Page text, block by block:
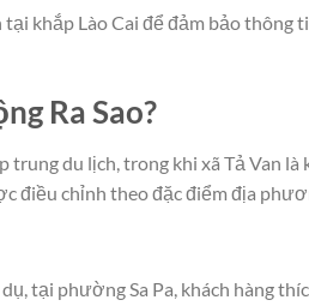
khắp Lào Cai để đảm bảo thông
Ra Sao?
trung du lịch, trong khi xã Tả Van là
điều chỉnh theo đặc điểm địa
tại phường Sa Pa, khách hàng